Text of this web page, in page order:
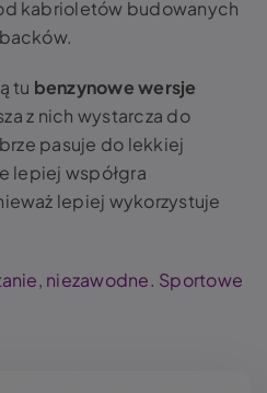
kabrioletów budowanych
tu benzynowe wersje
z nich wystarcza do
pasuje do lekkiej
lepiej współgra
lepiej wykorzystuje
niezawodne. Sportowe